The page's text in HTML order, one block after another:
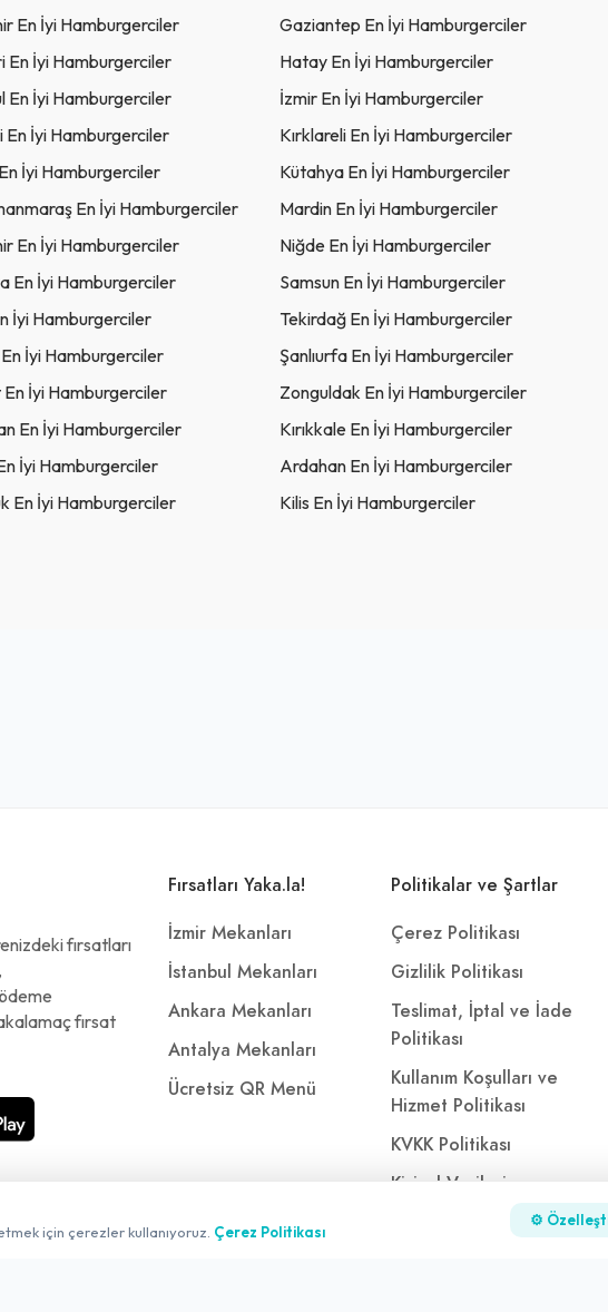
En İyi Hamburgerciler Gaziantep En İyi Hamburgerciler
En İyi Hamburgerciler Hatay En İyi Hamburgerciler
En İyi Hamburgerciler İzmir En İyi Hamburgerciler
En İyi Hamburgerciler Kırklareli En İyi Hamburgerciler
İyi Hamburgerciler Kütahya En İyi Hamburgerciler
En İyi Hamburgerciler Mardin En İyi Hamburgerciler
En İyi Hamburgerciler Niğde En İyi Hamburgerciler
En İyi Hamburgerciler Samsun En İyi Hamburgerciler
İyi Hamburgerciler Tekirdağ En İyi Hamburgerciler
İyi Hamburgerciler Şanlıurfa En İyi Hamburgerciler
İyi Hamburgerciler Zonguldak En İyi Hamburgerciler
En İyi Hamburgerciler Kırıkkale En İyi Hamburgerciler
İyi Hamburgerciler Ardahan En İyi Hamburgerciler
En İyi Hamburgerciler Kilis En İyi Hamburgerciler
fırsatları
fırsat
Fırsatları Yaka.la!
İzmir Mekanları
İstanbul Mekanları
Ankara Mekanları
Antalya Mekanları
Ücretsiz QR Menü
Politikalar ve Şartlar
Çerez Politikası
Gizlilik Politikası
Teslimat, İptal ve İade
Politikası
Kullanım Koşulları ve
Hizmet Politikası
KVKK Politikası
Kişisel Verileri
Aydınlatma Metni
için çerezler kullanıyoruz. Çerez Politikası
⚙